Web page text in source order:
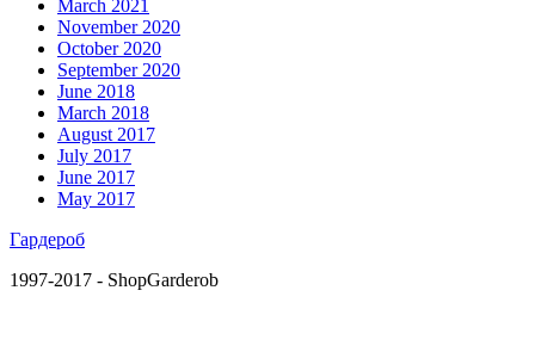
March 2021
November 2020
October 2020
September 2020
June 2018
March 2018
August 2017
July 2017
June 2017
May 2017
Гардероб
1997-2017 - ShopGarderob